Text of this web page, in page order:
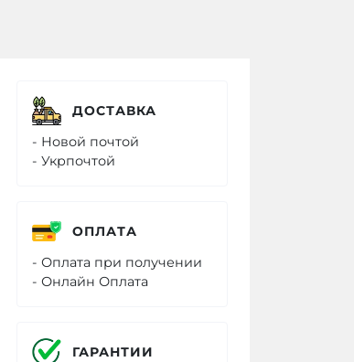
ДОСТАВКА
- Новой почтой
- Укрпочтой
ОПЛАТА
- Оплата при получении
- Онлайн Оплата
ГАРАНТИИ